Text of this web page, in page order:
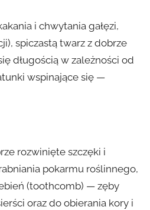
i chwytania gałęzi,
spiczastą twarz z dobrze
długością w zależności od
wspinające się —
rozwinięte szczęki i
pokarmu roślinnego,
(toothcomb) — zęby
oraz do obierania kory i